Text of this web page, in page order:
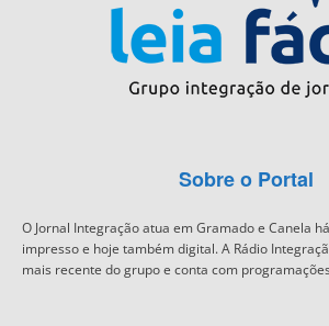
Sobre o Portal
O Jornal Integração atua em Gramado e Canela
impresso e hoje também digital. A Rádio
mais recente do grupo e conta com